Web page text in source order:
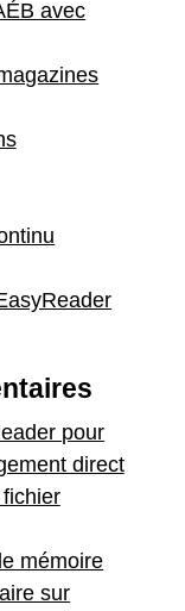
avec
pour
direct
mémoire
sur